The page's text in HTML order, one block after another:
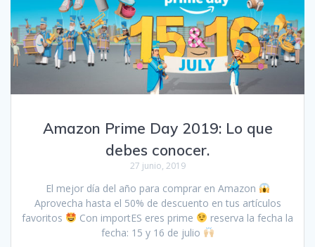
Amazon Prime Day 2019: Lo que
debes conocer.
27 junio, 2019
El mejor día del año para comprar en Amazon
Aprovecha hasta el 50% de descuento en tus artículos
favoritos
Con importES eres prime
reserva la fecha la
fecha: 15 y 16 de julio